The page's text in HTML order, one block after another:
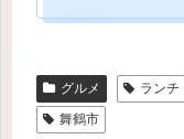
グルメ ランチ
舞鶴市